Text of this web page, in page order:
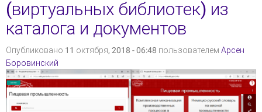
(виртуальных библиотек) из
каталога и документов
Опубликовано 11 октября, 2018 - 06:48 пользователем Арсен
Боровинский